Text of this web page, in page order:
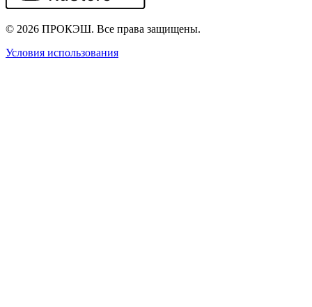
© 2026 ПРОКЭШ. Все права защищены.
Условия использования